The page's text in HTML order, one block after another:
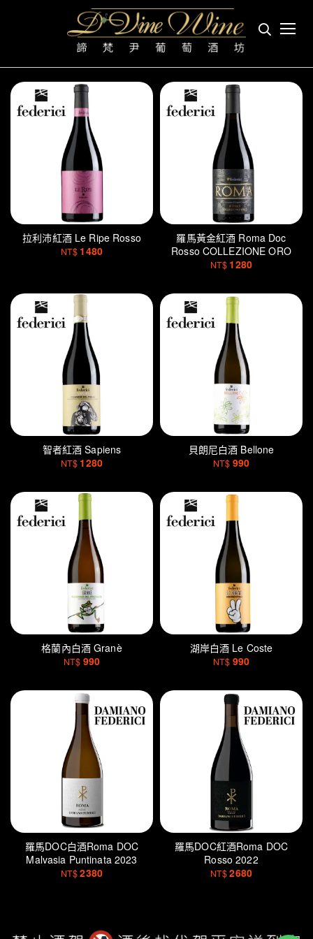
義大利
拉利沛紅酒 Le Ripe Rosso
NT$ 1480
羅馬黃金紅酒 Roma Doc
Rosso COLLEZIONE ORO
NT$ 1280
智者紅酒 Sapiens
NT$ 1280
貝朗尼白酒 Bellone
NT$ 990
格蘭內白酒 Granè
NT$ 990
湖岸白酒 Le Coste
NT$ 990
羅馬DOC白酒Roma DOC
Malvasia Puntinata 2023
NT$2380
羅馬DOC紅酒Roma DOC
Rosso 2022
NT$2680